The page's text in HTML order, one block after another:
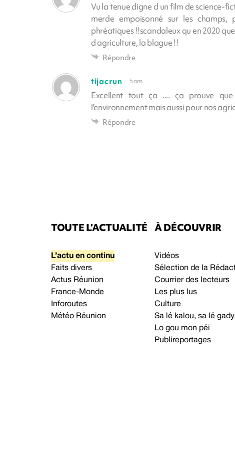
Vu la tenue digne d un film de science-
merde empoisonné sur les
phréatiques !!scandaleux qu en 2020
d agriculture, la blague !!
Répondre
tijacrun 5 ans
Excellent tout ça .... ça prouve
l'environnement mais aussi pour nos
Répondre
TOUTE L’ACTUALITÉ
L’actu en continu
Faits divers
Actus Réunion
France-Monde
Inforoutes
Météo Réunion
À DÉCOUVRIR
Vidéos
Sélection de la
Courrier des lecteurs
Les plus lus
Culture
Sa lé kalou, sa lé
Lo gou mon péi
Publireportages